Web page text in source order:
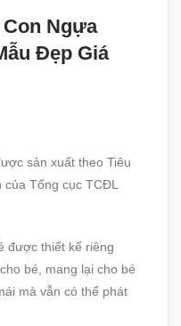
Ngựa
Đẹp Giá
sản xuất theo Tiêu
của Tổng cục TCĐL
được thiết kế riêng
bé, mang lại cho bé
mà vẫn có thể phát